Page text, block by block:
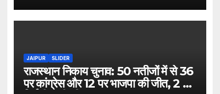
JAIPUR SLIDER
राजस्थान निकाय चुनाव: 50 नतीजों में से 36
पर कांग्रेस और 12 पर भाजपा की जीत, 2 पर